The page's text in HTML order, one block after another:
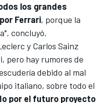
los grandes
Ferrari, porque la
concluyó.
y Carlos Sainz
pero hay rumores de
debido al mal
italiano, sobre todo el
por el futuro proyecto